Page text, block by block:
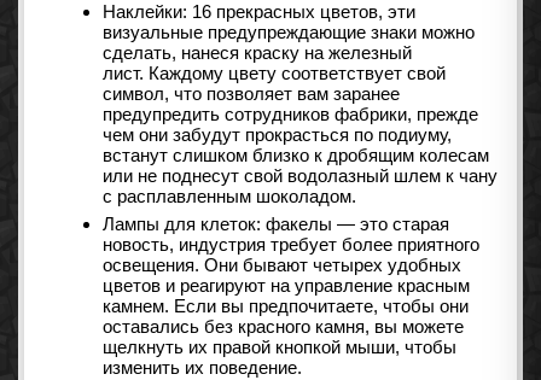
Наклейки: 16 прекрасных цветов, эти
визуальные предупреждающие знаки можно
сделать, нанеся краску на железный
лист. Каждому цвету соответствует свой
символ, что позволяет вам заранее
предупредить сотрудников фабрики, прежде
чем они забудут прокрасться по подиуму,
встанут слишком близко к дробящим колесам
или не поднесут свой водолазный шлем к чану
с расплавленным шоколадом.
Лампы для клеток: факелы — это старая
новость, индустрия требует более приятного
освещения. Они бывают четырех удобных
цветов и реагируют на управление красным
камнем. Если вы предпочитаете, чтобы они
оставались без красного камня, вы можете
щелкнуть их правой кнопкой мыши, чтобы
изменить их поведение.